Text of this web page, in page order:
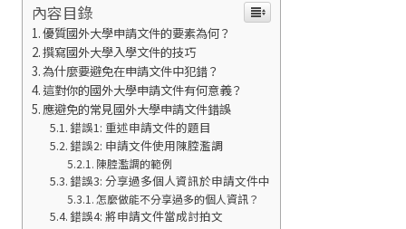
內容目錄
優質國外大學申請文件的要素為何？
撰寫國外大學入學文件的技巧
為什麼要避免在申請文件中犯錯？
這對你的國外大學申請文件有何意義？
應避免的常見國外大學申請文件錯誤
錯誤1: 重述申請文件的題目
錯誤2: 申請文件使用陳腔濫調
陳腔濫調的範例
錯誤3: 分享過多個人資訊於申請文件中
怎麼做能不分享過多的個人資訊？
錯誤4: 將申請文件當成討拍文